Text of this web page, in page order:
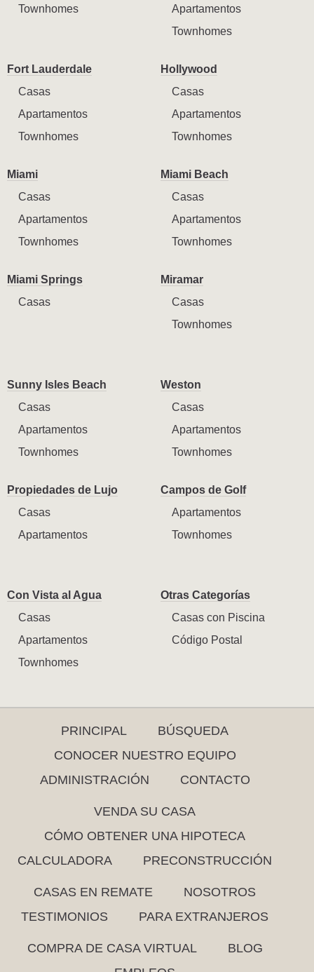
Townhomes
Apartamentos
Townhomes
Fort Lauderdale
Casas
Apartamentos
Townhomes
Hollywood
Casas
Apartamentos
Townhomes
Miami
Casas
Apartamentos
Townhomes
Miami Beach
Casas
Apartamentos
Townhomes
Miami Springs
Casas
Miramar
Casas
Townhomes
Sunny Isles Beach
Casas
Apartamentos
Townhomes
Weston
Casas
Apartamentos
Townhomes
Propiedades de Lujo
Casas
Apartamentos
Campos de Golf
Apartamentos
Townhomes
Con Vista al Agua
Casas
Apartamentos
Townhomes
Otras Categorías
Casas con Piscina
Código Postal
PRINCIPAL
BÚSQUEDA
CONOCER NUESTRO EQUIPO
ADMINISTRACIÓN
CONTACTO
VENDA SU CASA
CÓMO OBTENER UNA HIPOTECA
CALCULADORA
PRECONSTRUCCIÓN
CASAS EN REMATE
NOSOTROS
TESTIMONIOS
PARA EXTRANJEROS
COMPRA DE CASA VIRTUAL
BLOG